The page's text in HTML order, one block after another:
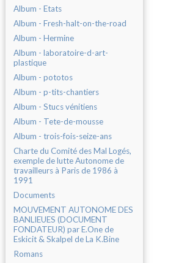
Album - Etats
Album - Fresh-halt-on-the-road
Album - Hermine
Album - laboratoire-d-art-
plastique
Album - pototos
Album - p-tits-chantiers
Album - Stucs vénitiens
Album - Tete-de-mousse
Album - trois-fois-seize-ans
Charte du Comité des Mal Logés,
exemple de lutte Autonome de
travailleurs à Paris de 1986 à
1991
Documents
MOUVEMENT AUTONOME DES
BANLIEUES (DOCUMENT
FONDATEUR) par E.One de
Eskicit & Skalpel de La K.Bine
Romans